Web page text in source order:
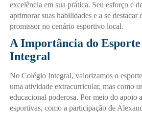
excelência em sua prática. Seu esforço e
aprimorar suas habilidades e a se destacar
promissor no cenário esportivo local.
A Importância do Esporte
Integral
No Colégio Integral, valorizamos o
uma atividade extracurricular, mas como
educacional poderosa. Por meio do apoio
esportivas, como a participação de